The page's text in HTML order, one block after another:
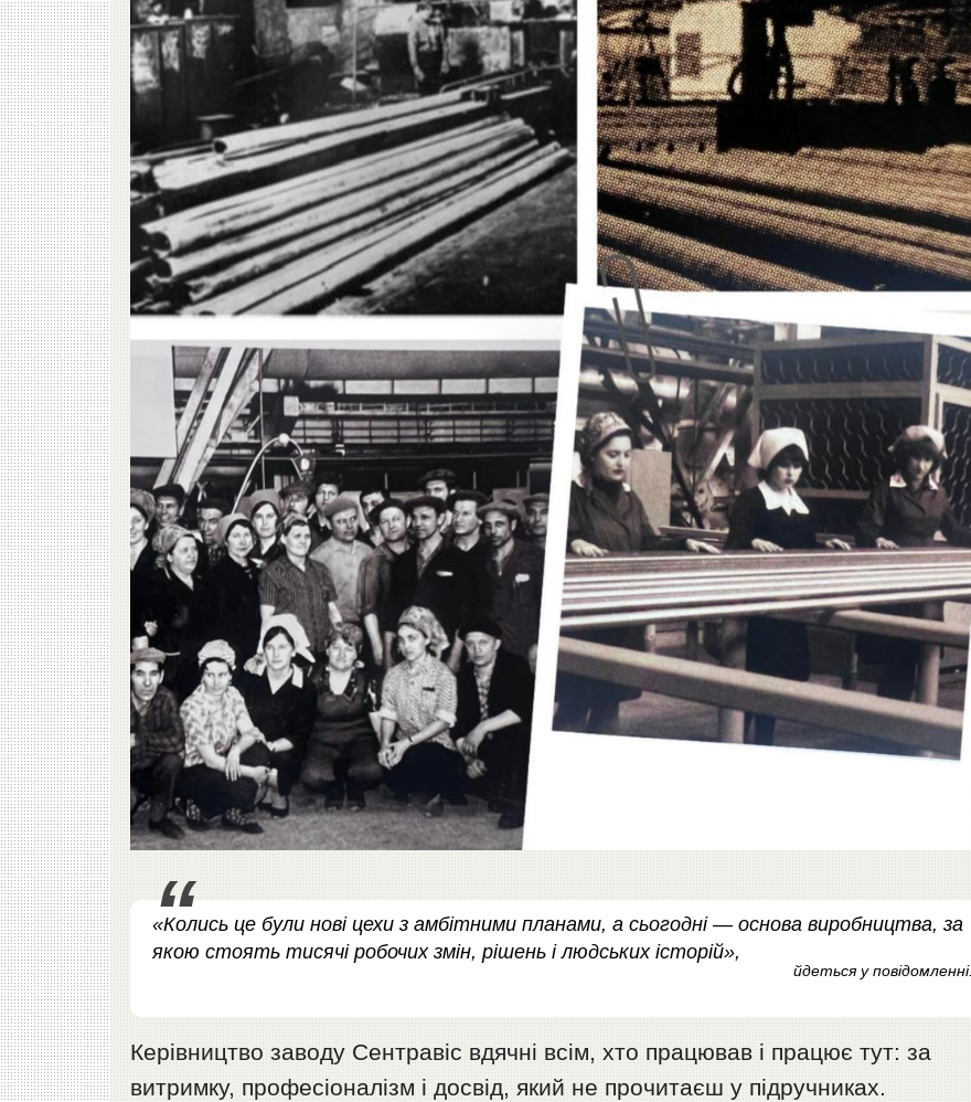
«Колись це були нові цехи з амбітними планами, а сьогодні — основа виробництва, за
якою стоять тисячі робочих змін, рішень і людських історій»,
йдеться у повідомленні.
Керівництво заводу Сентравіс вдячні всім, хто працював і працює тут: за
витримку, професіоналізм і досвід, який не прочитаєш у підручниках.